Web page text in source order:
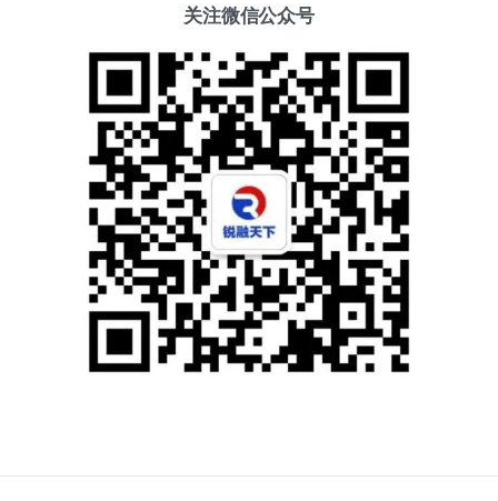
关注微信公众号
添加好友